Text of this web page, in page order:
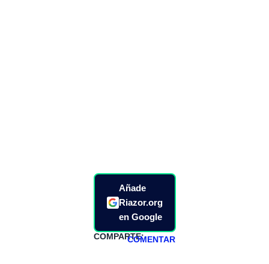
Añade
Riazor.org
en Google
COMPARTE:COMENTAR